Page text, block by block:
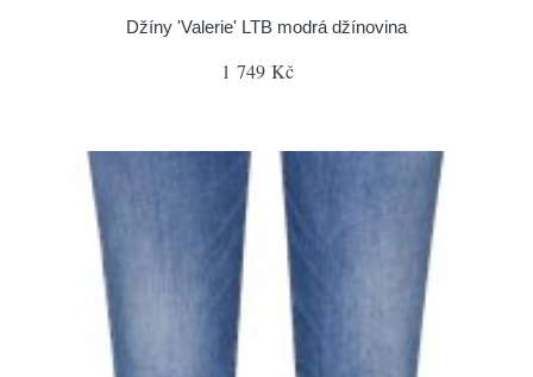
Džíny 'Valerie' LTB modrá džínovina
1 749 Kč